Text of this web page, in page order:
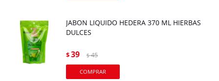
JABON LIQUIDO HEDERA 370 ML HIERBAS
DULCES
$39 $ 45